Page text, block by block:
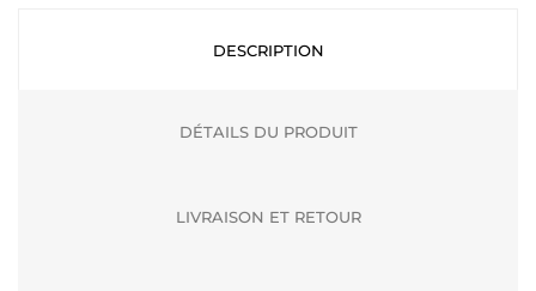
DESCRIPTION
DÉTAILS DU PRODUIT
LIVRAISON ET RETOUR